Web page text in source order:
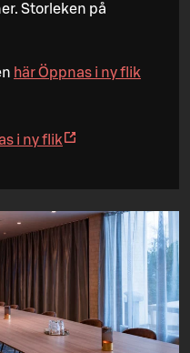
Storleken på
härÖppnas i ny flik
i ny flik